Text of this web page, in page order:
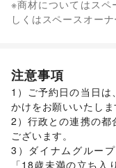
/ジュエリー・アク
靴/バッグ・革小物/
キッチン雑貨・調理
手芸・ハンドメイド
園芸・ガーデニング
犬・猫・ペット/日
その他インテリア・
生活サービス
携帯キャリア・格
金融サービス
その他金融サービス
フード・飲食
スイーツ・洋菓子 /
物産展・マルシェ
野菜・果物・生鮮食
生活サービス
リサイクル雑貨・
金融サービス
クレジットカード
美容・健康・医療
コンタクトレンズ
※商材についてはスペ
しくはスペースオー
注意事項
1）ご予約日の当日
かけをお願いいたしま
2）行政との連携の都
ございます。
3）ダイナムグルー
「18歳未満の立ち